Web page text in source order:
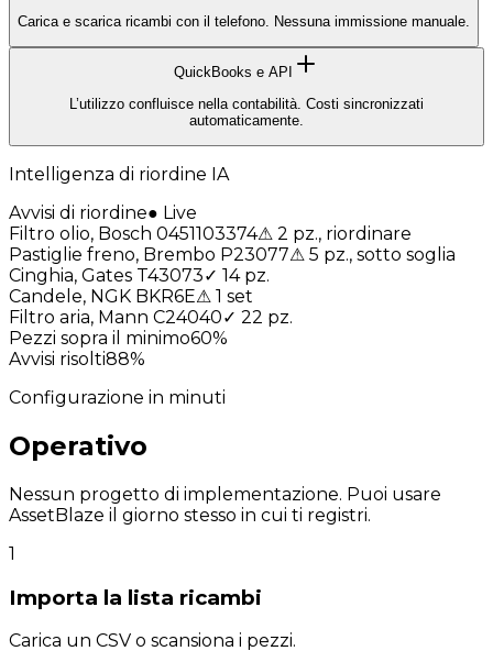
Carica e scarica ricambi con il telefono. Nessuna immissione manuale.
QuickBooks e API
L’utilizzo confluisce nella contabilità. Costi sincronizzati
automaticamente.
Intelligenza di riordine IA
Avvisi di riordine● Live
Filtro olio, Bosch 0451103374⚠ 2 pz., riordinare
Pastiglie freno, Brembo P23077⚠ 5 pz., sotto soglia
Cinghia, Gates T43073✓ 14 pz.
Candele, NGK BKR6E⚠ 1 set
Filtro aria, Mann C24040✓ 22 pz.
Pezzi sopra il minimo60%
Avvisi risolti88%
Configurazione in minuti
Operativo
Nessun progetto di implementazione. Puoi usare
AssetBlaze il giorno stesso in cui ti registri.
1
Importa la lista ricambi
Carica un CSV o scansiona i pezzi.